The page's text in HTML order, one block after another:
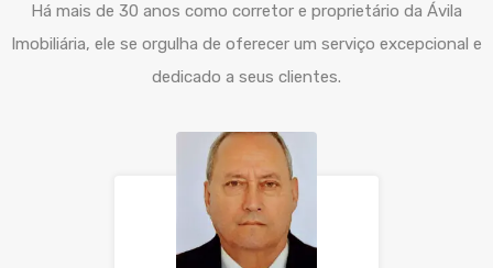
Há mais de 30 anos como corretor e proprietário da Ávila
Imobiliária, ele se orgulha de oferecer um serviço excepcional e
dedicado a seus clientes.